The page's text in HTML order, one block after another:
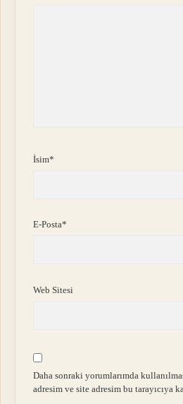
İsim*
E-Posta*
Web Sitesi
Daha sonraki yorumlarımda
adresim ve site adresim bu tarayıcıya